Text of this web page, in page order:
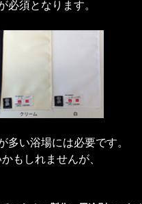
須となります。
い浴場には必要です。
もしれませんが、